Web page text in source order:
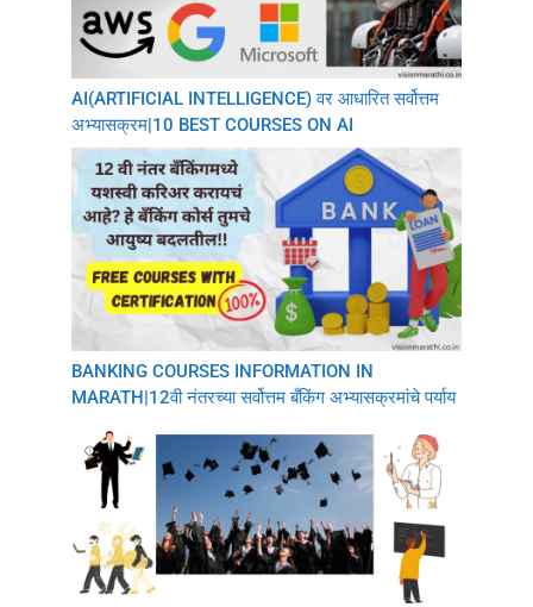
AI(ARTIFICIAL INTELLIGENCE) वर आधारित सर्वोत्तम
अभ्यासक्रम|10 BEST COURSES ON AI
BANKING COURSES INFORMATION IN
MARATH|12वी नंतरच्या सर्वोत्तम बँकिंग अभ्यासक्रमांचे पर्याय